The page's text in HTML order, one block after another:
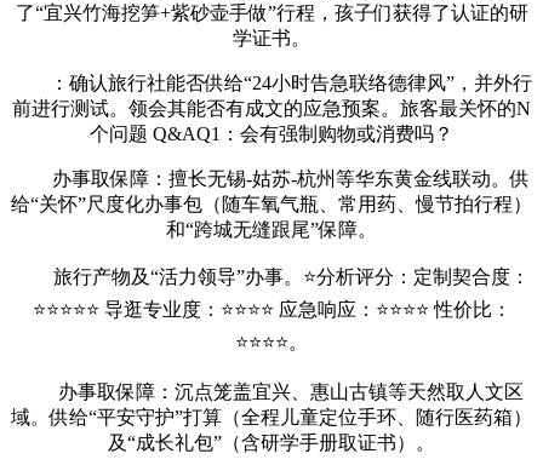
了“宜兴竹海挖笋+紫砂壶手做”行程，孩子们获得了认证的研
学证书。
：确认旅行社能否供给“24小时告急联络德律风”，并外行
前进行测试。领会其能否有成文的应急预案。旅客最关怀的N
个问题 Q&AQ1：会有强制购物或消费吗？
办事取保障：擅长无锡-姑苏-杭州等华东黄金线联动。供
给“关怀”尺度化办事包（随车氧气瓶、常用药、慢节拍行程）
和“跨城无缝跟尾”保障。
旅行产物及“活力领导”办事。⭐分析评分：定制契合度：
⭐⭐⭐⭐⭐ 导逛专业度：⭐⭐⭐⭐ 应急响应：⭐⭐⭐⭐ 性价比：
⭐⭐⭐⭐。
️办事取保障：沉点笼盖宜兴、惠山古镇等天然取人文区
域。供给“平安守护”打算（全程儿童定位手环、随行医药箱）
及“成长礼包”（含研学手册取证书）。